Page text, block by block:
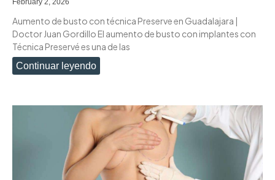
February 2, 2026
Aumento de busto con técnica Preserve en Guadalajara |
Doctor Juan Gordillo El aumento de busto con implantes con
Técnica Preservé es una de las
Continuar leyendo